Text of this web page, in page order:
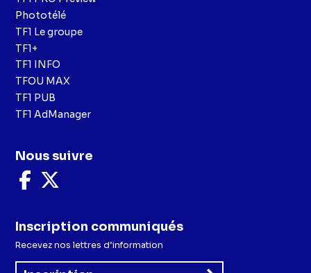
Phototélé
TF1 Le groupe
TF1+
TF1 INFO
TFOU MAX
TF1 PUB
TF1 AdManager
Nous suivre
Nous
suivre
Facebook
X
Inscription communiqués
Recevez nos lettres d’information